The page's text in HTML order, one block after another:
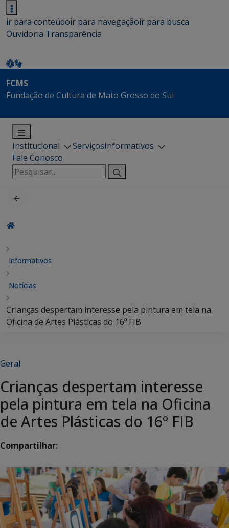
ir para conteúdoir para navegaçãoir para busca
Ouvidoria Transparência
FCMS
Fundação de Cultura de Mato Grosso do Sul
Institucional ServiçosInformativos
Fale Conosco
Pesquisar
por:
Informativos
Notícias
Crianças despertam interesse pela pintura em tela na
Oficina de Artes Plásticas do 16º FIB
Geral
Crianças despertam interesse
pela pintura em tela na Oficina
de Artes Plásticas do 16º FIB
Compartilhar: